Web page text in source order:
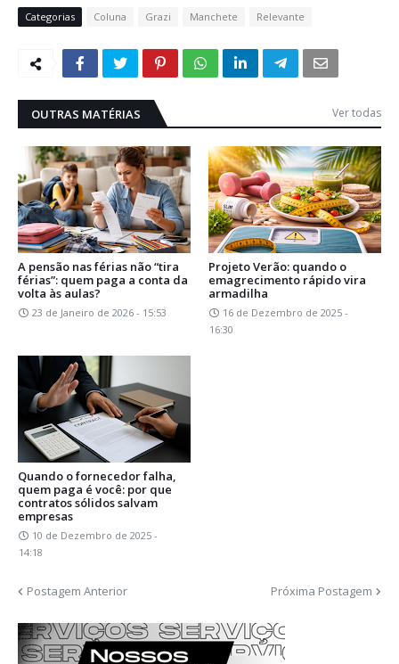
Categorias Coluna Grazi Manchete Relevante
OUTRAS MATÉRIAS Ver todas
A pensão nas férias não “tira
férias”: quem paga a conta da
volta às aulas?
23 de Janeiro de 2026 - 15:53
Projeto Verão: quando o
emagrecimento rápido vira
armadilha
16 de Dezembro de 2025 -
16:30
Quando o fornecedor falha,
quem paga é você: por que
contratos sólidos salvam
empresas
10 de Dezembro de 2025 -
14:18
Postagem Anterior Próxima Postagem